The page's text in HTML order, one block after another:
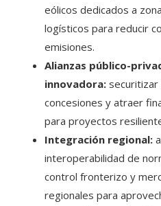
eólicos dedicados a
logísticos para reducir
emisiones.
Alianzas público-
innovadora:
concesiones y atraer
para proyectos
Integración regional:
interoperabilidad de
control fronterizo y
regionales para